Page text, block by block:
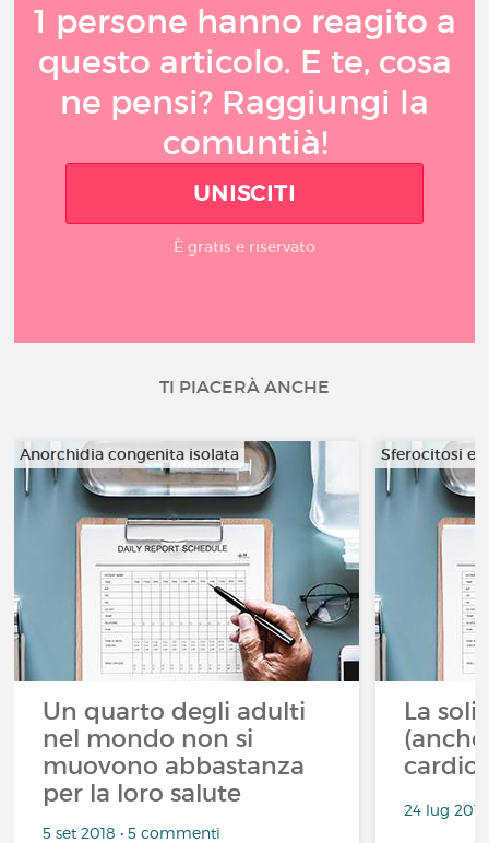
1 persone hanno reagito a
questo articolo. E te, cosa
ne pensi? Raggiungi la
comuntià!
UNISCITI
È gratis e riservato
TI PIACERÀ ANCHE
Anorchidia congenita isolata
Un quarto degli adulti
nel mondo non si
muovono abbastanza
per la loro salute
5 set 2018 • 5 commenti
Sferocitosi
La
24 lug